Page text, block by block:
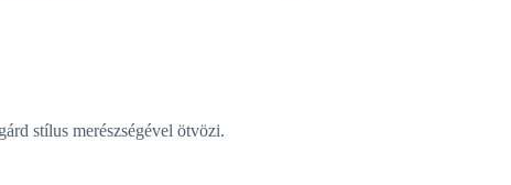
stílus merészségével ötvözi.